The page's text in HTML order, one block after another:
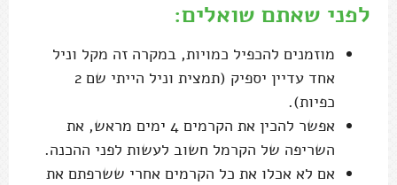
לפני שאתם שואלים:
מוזמנים להכפיל כמויות, במקרה זה מקל וניל
אחד עדיין יספיק (תמצית וניל הייתי שם 2
כפיות).
אפשר להכין את הקרמים 4 ימים מראש, את
השריפה של הקרמל חשוב לעשות לפני ההכנה.
אם לא אכלו את כל הקרמים אחרי ששרפתם את